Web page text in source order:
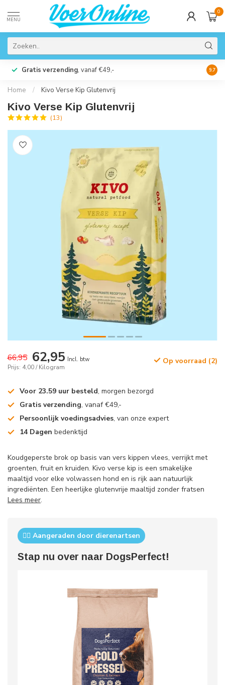
MENU
0
Gratis verzending, vanaf €49,- 9.7
Home / Kivo Verse Kip Glutenvrij
Kivo Verse Kip Glutenvrij
(13)
66,95 62,95 Incl. btw
Prijs: 4,00 / Kilogram
Op voorraad (2)
Voor 23.59 uur besteld, morgen bezorgd
Gratis verzending, vanaf €49,-
Persoonlijk voedingsadvies, van onze expert
14 Dagen bedenktijd
Koudgeperste brok op basis van vers kippen vlees, verrijkt met
groenten, fruit en kruiden. Kivo verse kip is een smakelijke
maaltijd voor elke volwassen hond en is rijk aan natuurlijk
ingrediënten. Een heerlijke glutenvrije maaltijd zonder fratsen
Lees meer.
👨‍⚕️ Aangeraden door dierenartsen
Stap nu over naar DogsPerfect!